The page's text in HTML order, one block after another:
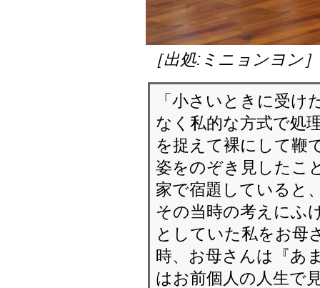
［出処:ミニョンヨン］
「小さいときに受け
なく私的な方式で処
を捉えて裸にして鞭
姿をのぞき見したこ
家で宿題していると
その当時の考えにふ
としていた私をお母
時、お母さんは『あ
はお前個人の人生で